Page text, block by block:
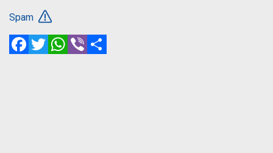
Spam
FacebookTwitterWhatsApp
Viber